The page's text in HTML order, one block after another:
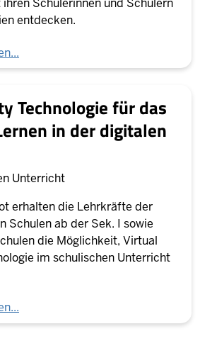
Schülerinnen und Schülern
entdecken.
Technologie für das
in der digitalen
Unterricht
erhalten die Lehrkräfte der
Schulen ab der Sek. I sowie
die Möglichkeit, Virtual
im schulischen Unterricht